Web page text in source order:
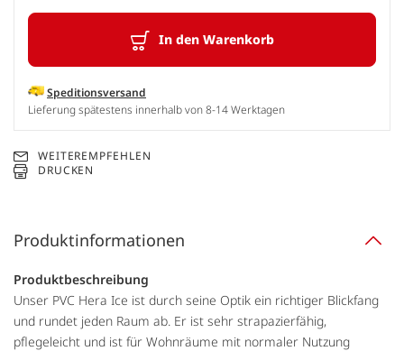
In den Warenkorb
Speditionsversand
Lieferung spätestens innerhalb von 8-14 Werktagen
WEITEREMPFEHLEN
DRUCKEN
Produktinformationen
Produktbeschreibung
Unser PVC Hera Ice ist durch seine Optik ein richtiger Blickfang
und rundet jeden Raum ab. Er ist sehr strapazierfähig,
pflegeleicht und ist für Wohnräume mit normaler Nutzung